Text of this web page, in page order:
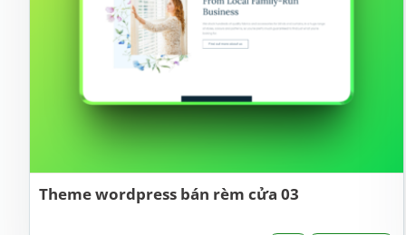
Theme wordpress bán rèm cửa 03